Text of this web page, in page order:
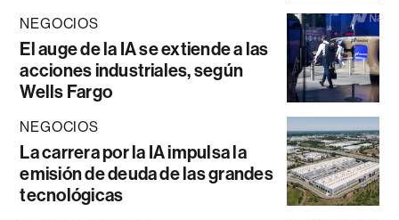
NEGOCIOS
El auge de la IA se extiende a las
acciones industriales, según
Wells Fargo
NEGOCIOS
La carrera por la IA impulsa la
emisión de deuda de las grandes
tecnológicas